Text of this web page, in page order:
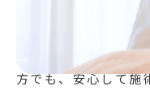
整し、心地よさを大
鍼灸を受けるのが
方でも、安心して施